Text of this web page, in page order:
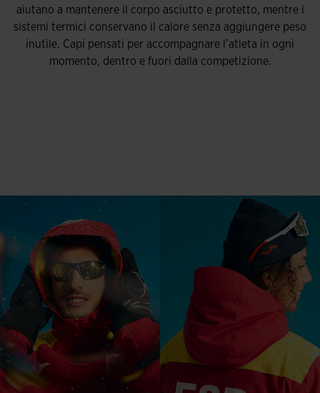
aiutano a mantenere il corpo asciutto e protetto, mentre i
sistemi termici conservano il calore senza aggiungere peso
inutile. Capi pensati per accompagnare l’atleta in ogni
momento, dentro e fuori dalla competizione.